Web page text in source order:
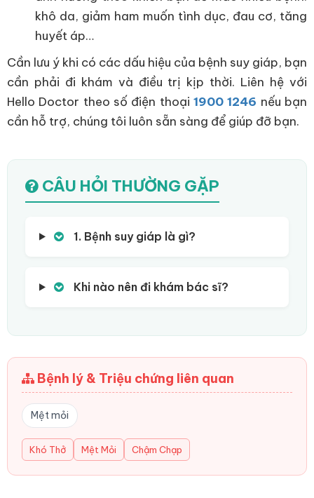
khô da, giảm ham muốn tình dục, đau cơ, tăng
huyết áp…
Cần lưu ý khi có các dấu hiệu của bệnh suy giáp, bạn
cần phải đi khám và điều trị kịp thời. Liên hệ với
Hello Doctor theo số điện thoại 1900 1246 nếu bạn
cần hỗ trợ, chúng tôi luôn sẵn sàng để giúp đỡ bạn.
CÂU HỎI THƯỜNG GẶP
1. Bệnh suy giáp là gì?
Khi nào nên đi khám bác sĩ?
Bệnh lý & Triệu chứng liên quan
Mệt mỏi
Khó Thở Mệt Mỏi Chậm Chạp